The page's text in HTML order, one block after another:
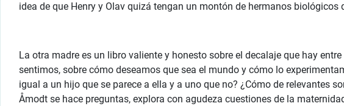
idea de que Henry y Olav quizá tengan un montón de hermanos biológicos
La otra madre es un libro valiente y honesto sobre el decalaje que hay
sentimos, sobre cómo deseamos que sea el mundo y cómo lo
igual a un hijo que se parece a ella y a uno que no? ¿Cómo de relevantes
Åmodt se hace preguntas, explora con agudeza cuestiones de la